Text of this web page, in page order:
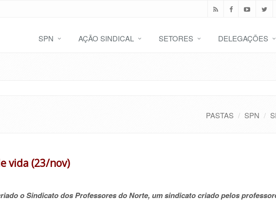
SPN AÇÃO SINDICAL SETORES DELEGAÇÕES
PASTAS SPN
vida (23/nov)
o Sindicato dos Professores do Norte, um sindicato criado pelos